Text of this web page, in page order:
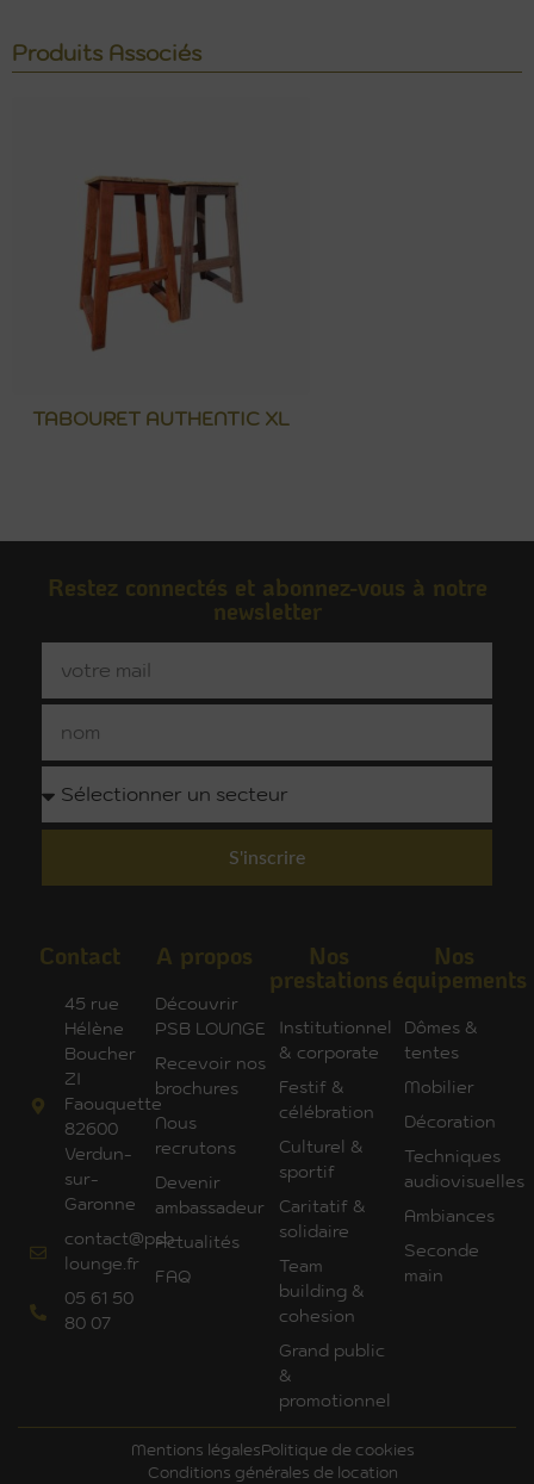
Produits Associés
TABOURET AUTHENTIC XL
Restez connectés et abonnez-vous à notre
newsletter
S'inscrire
Contact
45 rue
Hélène
Boucher
ZI
Faouquette
82600
Verdun-
sur-
Garonne
contact@psb-
lounge.fr
05 61 50
80 07
A propos
Découvrir
PSB LOUNGE
Recevoir nos
brochures
Nous
recrutons
Devenir
ambassadeur
Actualités
FAQ
Nos
prestations
Institutionnel
& corporate
Festif &
célébration
Culturel &
sportif
Caritatif &
solidaire
Team
building &
cohesion
Grand public
&
promotionnel
Nos
équipements
Dômes &
tentes
Mobilier
Décoration
Techniques
audiovisuelles
Ambiances
Seconde
main
Mentions légales Politique de cookies
Conditions générales de location